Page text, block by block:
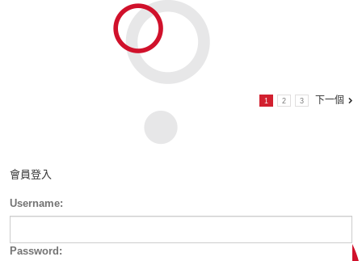
1 2 3 下一個
會員登入
Username:
Password: